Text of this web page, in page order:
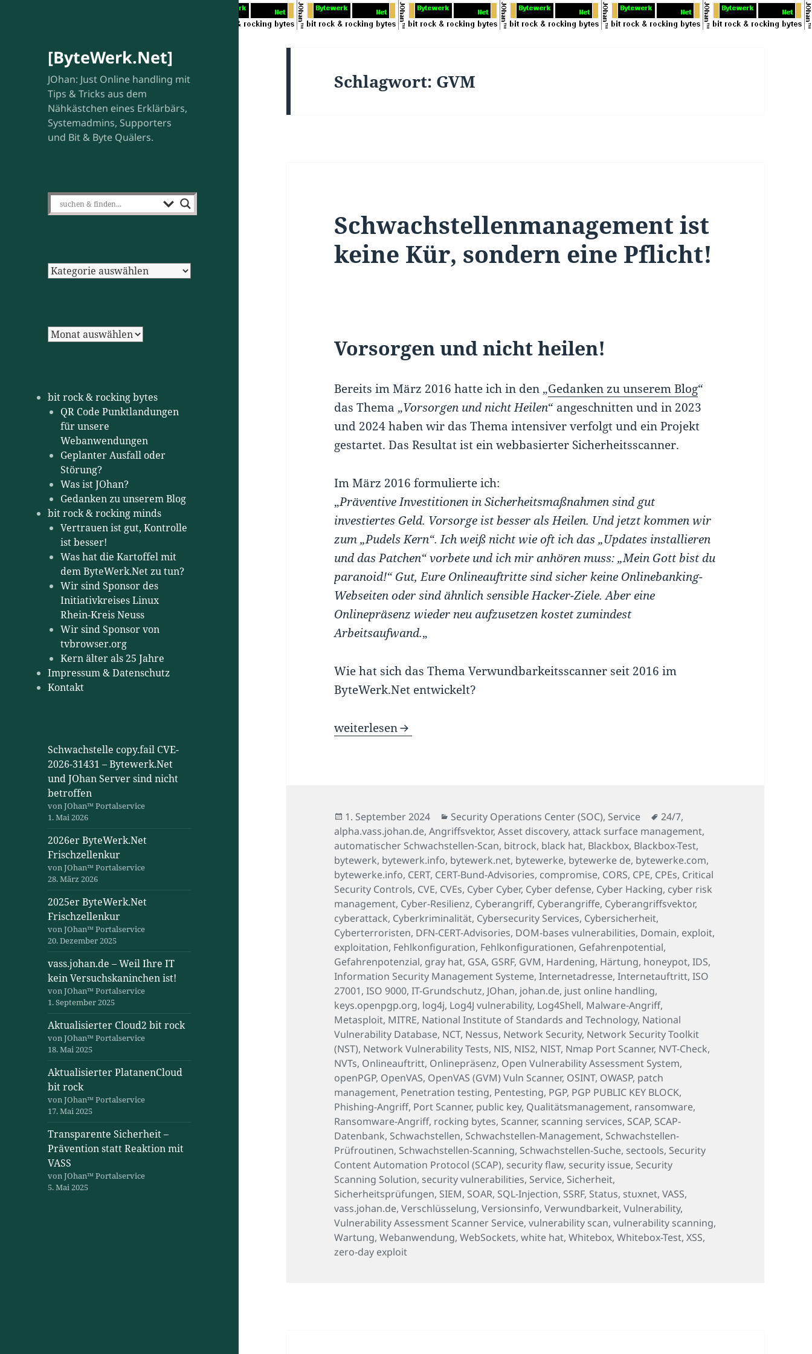
[ByteWerk.Net]
JOhan: Just Online handling mit
Tips & Tricks aus dem
Nähkästchen eines Erklärbärs,
Systemadmins, Supporters
und Bit & Byte Quälers.
Kategorien
Archiv
bit rock & rocking bytes
QR Code Punktlandungen
für unsere
Webanwendungen
Geplanter Ausfall oder
Störung?
Was ist JOhan?
Gedanken zu unserem Blog
bit rock & rocking minds
Vertrauen ist gut, Kontrolle
ist besser!
Was hat die Kartoffel mit
dem ByteWerk.Net zu tun?
Wir sind Sponsor des
Initiativkreises Linux
Rhein-Kreis Neuss
Wir sind Sponsor von
tvbrowser.org
Kern älter als 25 Jahre
Impressum & Datenschutz
Kontakt
Schwachstelle copy.fail CVE-
2026-31431 – Bytewerk.Net
und JOhan Server sind nicht
betroffen
von JOhan™ Portalservice
1. Mai 2026
2026er ByteWerk.Net
Frischzellenkur
von JOhan™ Portalservice
28. März 2026
2025er ByteWerk.Net
Frischzellenkur
von JOhan™ Portalservice
20. Dezember 2025
vass.johan.de – Weil Ihre IT
kein Versuchskaninchen ist!
von JOhan™ Portalservice
1. September 2025
Aktualisierter Cloud2 bit rock
von JOhan™ Portalservice
18. Mai 2025
Aktualisierter PlatanenCloud
bit rock
von JOhan™ Portalservice
17. Mai 2025
Transparente Sicherheit –
Prävention statt Reaktion mit
VASS
von JOhan™ Portalservice
5. Mai 2025
Schlagwort: GVM
Schwachstellenmanagement ist
keine Kür, sondern eine Pflicht!
Vorsorgen und nicht heilen!
Bereits im März 2016 hatte ich in den „Gedanken zu unserem Blog“
das Thema „Vorsorgen und nicht Heilen“ angeschnitten und in 2023
und 2024 haben wir das Thema intensiver verfolgt und ein Projekt
gestartet. Das Resultat ist ein webbasierter Sicherheitsscanner.
Im März 2016 formulierte ich:
„Präventive Investitionen in Sicherheitsmaßnahmen sind gut
investiertes Geld. Vorsorge ist besser als Heilen. Und jetzt kommen wir
zum „Pudels Kern“. Ich weiß nicht wie oft ich das „Updates installieren
und das Patchen“ vorbete und ich mir anhören muss: „Mein Gott bist du
paranoid!“ Gut, Eure Onlineauftritte sind sicher keine Onlinebanking-
Webseiten oder sind ähnlich sensible Hacker-Ziele. Aber eine
Onlinepräsenz wieder neu aufzusetzen kostet zumindest
Arbeitsaufwand.„
Wie hat sich das Thema Verwundbarkeitsscanner seit 2016 im
ByteWerk.Net entwickelt?
Schwachstellenmanagement ist keine Kür, sondern eine Pflicht!
weiterlesen
Veröffentlicht
am
1. September 2024 Kategorien
Security Operations Center (SOC), Service Schlagwörter
24/7,
alpha.vass.johan.de,Angriffsvektor,Asset discovery,attack surface management,
automatischer Schwachstellen-Scan, bitrock, black hat, Blackbox, Blackbox-Test,
bytewerk, bytewerk.info, bytewerk.net, bytewerke, bytewerke de, bytewerke.com,
bytewerke.info, CERT, CERT-Bund-Advisories, compromise, CORS, CPE, CPEs, Critical
Security Controls, CVE, CVEs, Cyber Cyber, Cyber defense, Cyber Hacking, cyber risk
management, Cyber-Resilienz, Cyberangriff, Cyberangriffe, Cyberangriffsvektor,
cyberattack, Cyberkriminalität, Cybersecurity Services, Cybersicherheit,
Cyberterroristen, DFN-CERT-Advisories, DOM-bases vulnerabilities, Domain, exploit,
exploitation, Fehlkonfiguration, Fehlkonfigurationen, Gefahrenpotential,
Gefahrenpotenzial, gray hat, GSA, GSRF, GVM, Hardening, Härtung, honeypot,IDS,
Information Security Management Systeme,Internetadresse,Internetauftritt,ISO
27001,ISO 9000,IT-Grundschutz, JOhan, johan.de, just online handling,
keys.openpgp.org, log4j, Log4J vulnerability, Log4Shell, Malware-Angriff,
Metasploit, MITRE, National Institute of Standards and Technology, National
Vulnerability Database, NCT, Nessus, Network Security, Network Security Toolkit
(NST), Network Vulnerability Tests, NIS, NIS2, NIST, Nmap Port Scanner, NVT-Check,
NVTs, Onlineauftritt, Onlinepräsenz, Open Vulnerability Assessment System,
openPGP, OpenVAS, OpenVAS (GVM) Vuln Scanner, OSINT, OWASP, patch
management, Penetration testing, Pentesting, PGP, PGP PUBLIC KEY BLOCK,
Phishing-Angriff, Port Scanner, public key, Qualitätsmanagement, ransomware,
Ransomware-Angriff, rocking bytes, Scanner, scanning services, SCAP, SCAP-
Datenbank, Schwachstellen, Schwachstellen-Management, Schwachstellen-
Prüfroutinen, Schwachstellen-Scanning, Schwachstellen-Suche, sectools, Security
Content Automation Protocol (SCAP), security flaw, security issue, Security
Scanning Solution, security vulnerabilities, Service, Sicherheit,
Sicherheitsprüfungen, SIEM, SOAR, SQL-Injection, SSRF, Status, stuxnet,VASS,
vass.johan.de,Verschlüsselung,Versionsinfo,Verwundbarkeit,Vulnerability,
Vulnerability Assessment Scanner Service,vulnerability scan,vulnerability scanning,
Wartung,Webanwendung,WebSockets,white hat,Whitebox,Whitebox-Test,XSS,
zero-day exploit